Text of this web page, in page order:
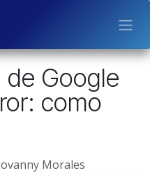
de Google
como
Morales